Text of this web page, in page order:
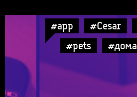
#app #Cesar
#pets